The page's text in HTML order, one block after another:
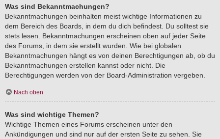
Was sind Bekanntmachungen?
Bekanntmachungen beinhalten meist wichtige Informationen zu
dem Bereich des Boards, in dem du dich befindest. Du solltest sie
stets lesen. Bekanntmachungen erscheinen oben auf jeder Seite
des Forums, in dem sie erstellt wurden. Wie bei globalen
Bekanntmachungen hängt es von deinen Berechtigungen ab, ob du
Bekanntmachungen erstellen kannst oder nicht. Die
Berechtigungen werden von der Board-Administration vergeben.
Nach oben
Was sind wichtige Themen?
Wichtige Themen eines Forums erscheinen unter den
Ankündigungen und sind nur auf der ersten Seite zu sehen. Sie